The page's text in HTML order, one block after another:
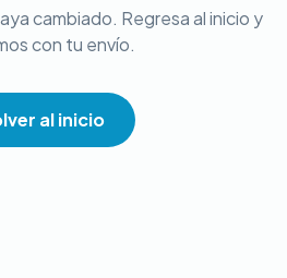
cambiado. Regresa al inicio y
con tu envío.
al inicio